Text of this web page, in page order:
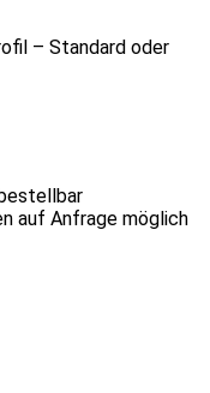
– Standard oder
auf Anfrage möglich